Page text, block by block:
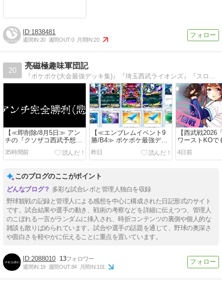
1838481
週間IN:20 週間OUT:0 月間IN:20
20
亮磁極趣味軍団記
『ポケポケ(大会最強デッキ集)』『埼玉西武ライオンズ』『スロット』軍団ブログ！
【≪即削除/8月5日≫ アン
チの『クソザコ西武予想』
完全的中 (毛利無失点/佐藤
KO/四球自滅etc) 余計な事
35時間前
【≪エンブレムイベント9
勝/B4≫ ポケポケ最強デッ
キ(悪) 『フーパex/メガアブ
ソルex/ダークライex』 と
昨日
【西武戦2026
ワーストKOで
を責めたくな
17回戦)】
4日前
このブログのここがポイント
多彩な試合レポと管理人独白を収録
野球観戦の記録と管理人による感想を中心に構成された日記形式のサイト
です。試合結果や選手の動き、戦術の考察などを詳細に伝えつつ、管理人
のこぼれる一言がランダムに挿入され、時折コンテンツの裏側や個人的な
雑談も散りばめられています。試合や選手の話題を通じて、野球の奥深さ
や面白さを軽やかに伝えることに重点を置いています。
2088010 13
週間IN:19 週間OUT:84 月間IN:101